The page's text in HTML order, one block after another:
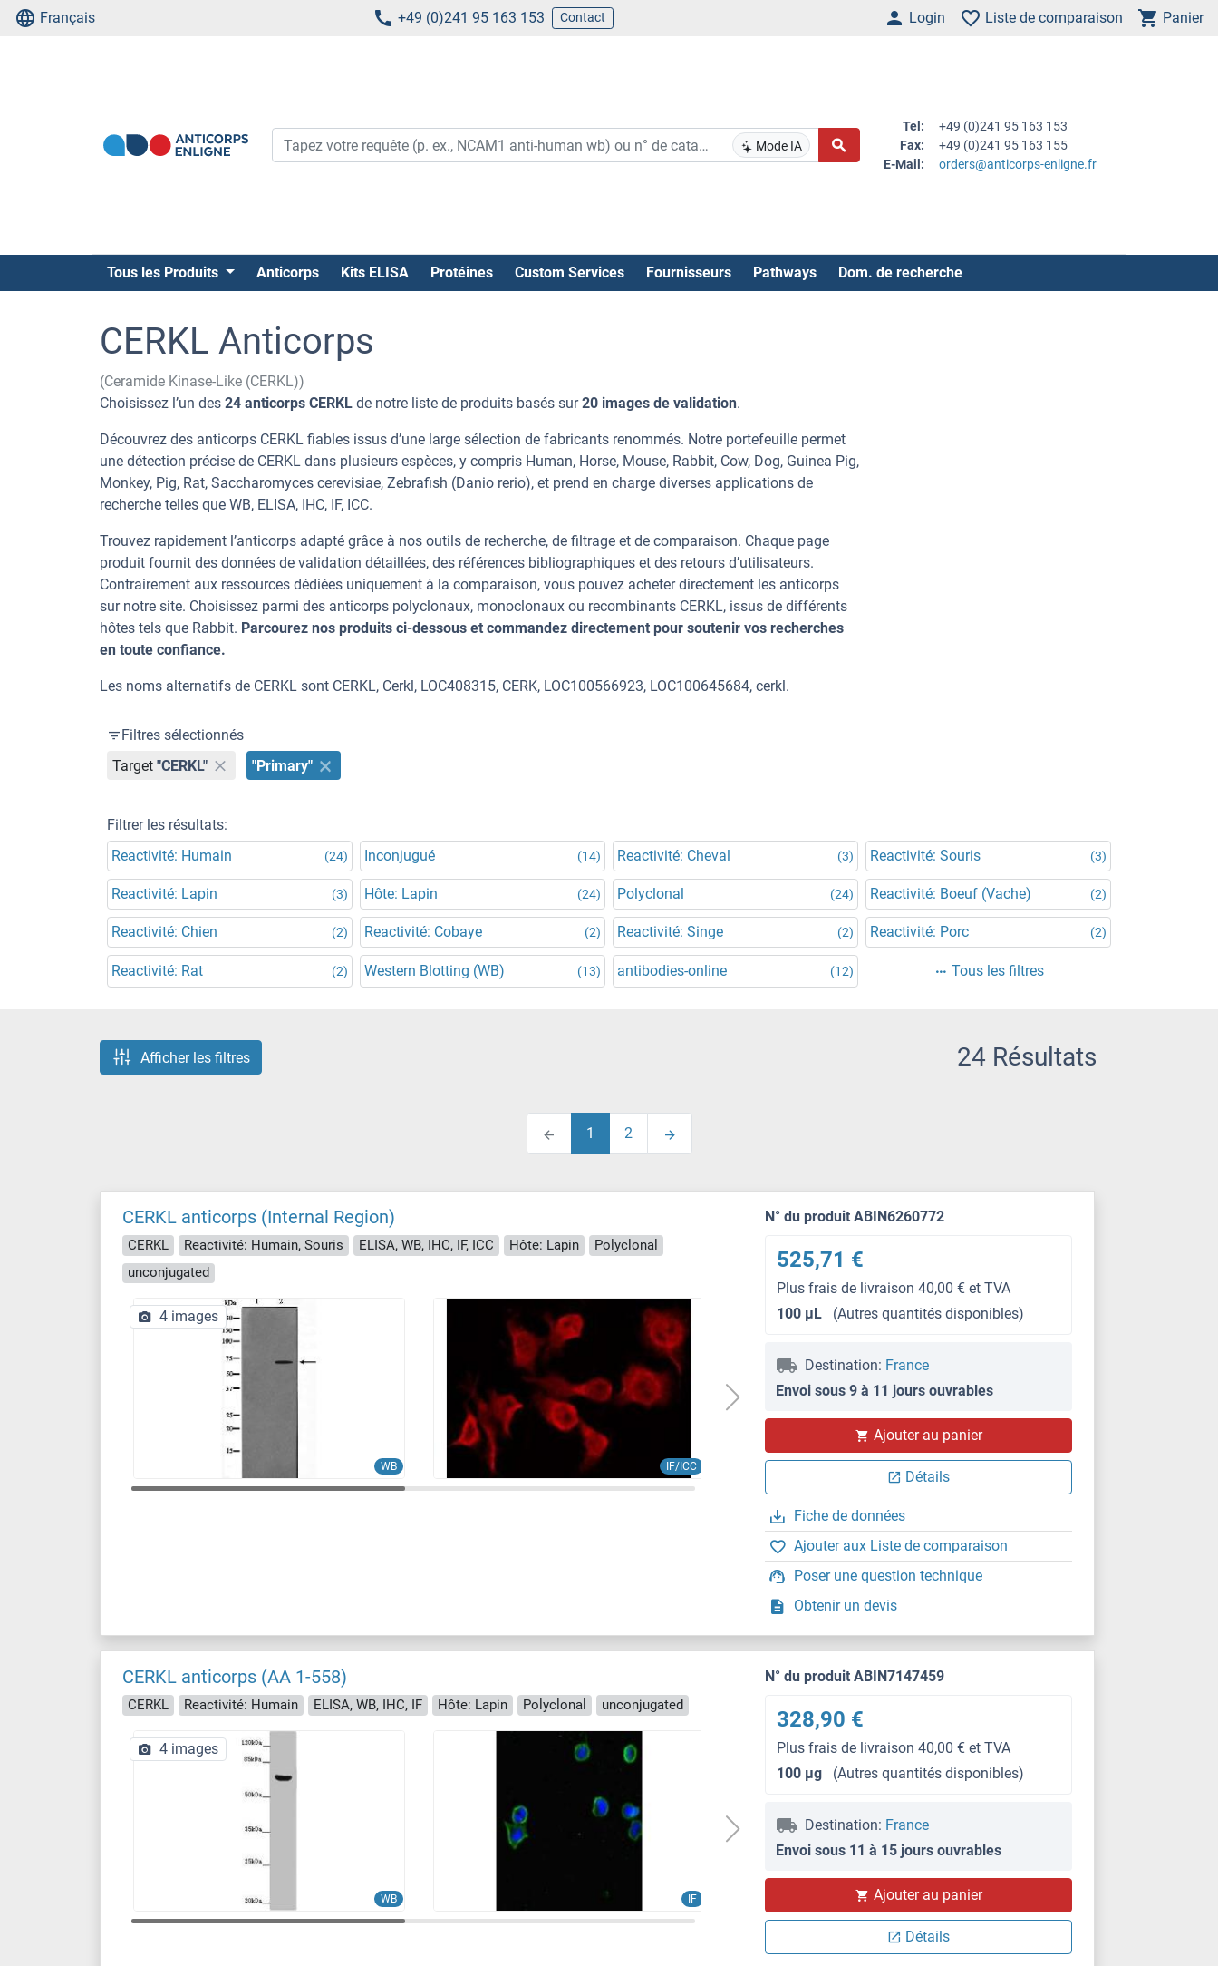
Français +49 (0)241 95 163 153 Contact Login Liste de comparaison Panier
Mode IA
Tel:
+49 (0)241 95 163 153
Fax:
+49 (0)241 95 163 155
E-Mail:
orders@anticorps-enligne.fr
Tous les Produits Anticorps Kits ELISA Protéines Custom Services Fournisseurs Pathways Dom. de recherche
CERKL Anticorps
(Ceramide Kinase-Like (CERKL))
Choisissez l’un des 24 anticorps CERKL de notre liste de produits basés sur20 images de validation.
Découvrez des anticorps CERKL fiables issus d’une large sélection de fabricants renommés. Notre portefeuille permet
une détection précise de CERKL dans plusieurs espèces, y compris Human, Horse, Mouse, Rabbit, Cow, Dog, Guinea Pig,
Monkey, Pig, Rat, Saccharomyces cerevisiae, Zebrafish (Danio rerio), et prend en charge diverses applications de
recherche telles que WB, ELISA, IHC, IF, ICC.
Trouvez rapidement l’anticorps adapté grâce à nos outils de recherche, de filtrage et de comparaison. Chaque page
produit fournit des données de validation détaillées, des références bibliographiques et des retours d’utilisateurs.
Contrairement aux ressources dédiées uniquement à la comparaison, vous pouvez acheter directement les anticorps
sur notre site. Choisissez parmi des anticorps polyclonaux, monoclonaux ou recombinants CERKL, issus de différents
hôtes tels que Rabbit. Parcourez nos produits ci-dessous et commandez directement pour soutenir vos recherches
en toute confiance.
Les noms alternatifs de CERKL sont CERKL, Cerkl, LOC408315, CERK, LOC100566923, LOC100645684, cerkl.
Filtres sélectionnés
Target "CERKL" "Primary"
Filtrer les résultats:
Reactivité: Humain
(24) Inconjugué (14) Reactivité: Cheval (3) Reactivité: Souris (3)
Reactivité: Lapin (3) Hôte: Lapin (24) Polyclonal (24) Reactivité: Boeuf (Vache) (2)
Reactivité: Chien (2) Reactivité: Cobaye (2) Reactivité: Singe (2) Reactivité: Porc (2)
Reactivité: Rat (2) Western Blotting (WB) (13) antibodies-online (12) Tous les filtres
Afficher les filtres 24 Résultats
1 2
CERKL anticorps (Internal Region)
CERKL Reactivité: Humain, Souris ELISA, WB, IHC, IF, ICC Hôte: Lapin
Polyclonal
unconjugated
WB IF/ICC
WB
4 images
N° du produit ABIN6260772
525,71 €
Plus frais de livraison 40,00 € et TVA
100 μL
(Autres quantités disponibles)
Destination: France
Envoi sous 9 à 11 jours ouvrables
Ajouter au panier
Détails
Fiche de données
Ajouter aux Liste de comparaison
Poser une question technique
Obtenir un devis
CERKL anticorps (AA 1-558)
CERKL Reactivité: Humain ELISA, WB, IHC, IF Hôte: Lapin Polyclonal unconjugated
WB IF
IHC
4 images
N° du produit ABIN7147459
328,90 €
Plus frais de livraison 40,00 € et TVA
100 μg
(Autres quantités disponibles)
Destination: France
Envoi sous 11 à 15 jours ouvrables
Ajouter au panier
Détails